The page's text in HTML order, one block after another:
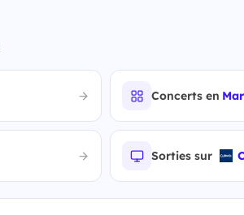
Concerts en
Sorties sur